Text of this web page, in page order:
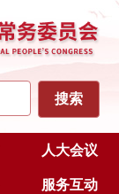
人大会议
服务互动